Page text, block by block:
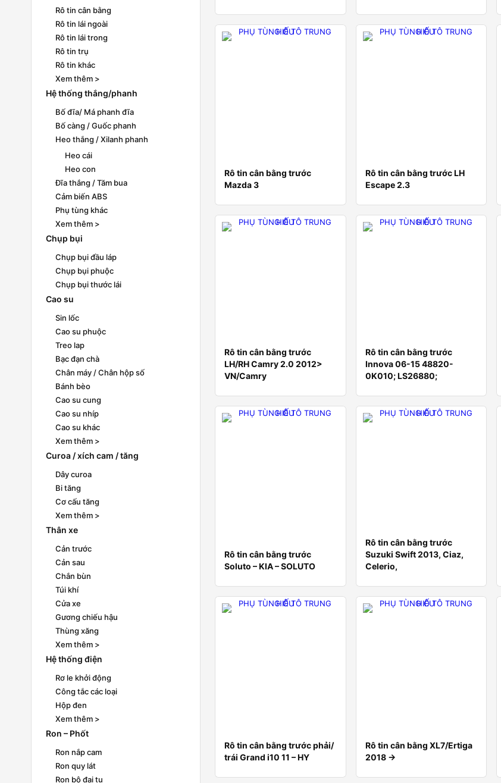
Rô tin cân bằng
Rô tin lái ngoài
Rô tin lái trong
Rô tin trụ
Rô tin khác
Xem thêm >
Hệ thống thắng/phanh
Bố đĩa/ Má phanh đĩa
Bố càng / Guốc phanh
Heo thắng / Xilanh phanh
Heo cái
Heo con
Đĩa thắng / Tăm bua
Cảm biến ABS
Phụ tùng khác
Xem thêm >
Chụp bụi
Chụp bụi đầu láp
Chụp bụi phuộc
Chụp bụi thước lái
Cao su
Sin lốc
Cao su phuộc
Treo lap
Bạc đạn chà
Chân máy / Chân hộp số
Bánh bèo
Cao su cung
Cao su nhíp
Cao su khác
Xem thêm >
Curoa / xích cam / tăng
Dây curoa
Bi tăng
Cơ cấu tăng
Xem thêm >
Thân xe
Cản trước
Cản sau
Chắn bùn
Túi khí
Cửa xe
Gương chiếu hậu
Thùng xăng
Xem thêm >
Hệ thống điện
Rơ le khởi động
Công tắc các loại
Hộp đen
Xem thêm >
Ron – Phốt
Ron nắp cam
Ron quy lát
Ron bộ đại tu
Rô tin cân bằng trước
Mazda 3
Rô tin cân bằng trước LH
Escape 2.3
Rô tin cân bằng trước
LH/RH Camry 2.0 2012>
VN/Camry
Rô tin cân bằng trước
Innova 06-15 48820-
0K010; LS26880;
Rô tin cân bằng trước
Soluto – KIA – SOLUTO
Rô tin cân bằng trước
Suzuki Swift 2013, Ciaz,
Celerio,
Rô tin cân bằng trước phải/
trái Grand i10 11 – HY
Rô tin cân bằng XL7/Ertiga
2018 ->